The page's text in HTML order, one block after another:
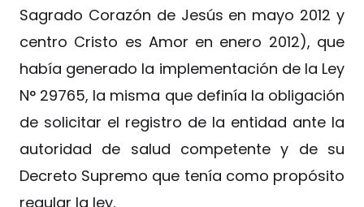
Sagrado Corazón de Jesús en mayo 2012 y
centro Cristo es Amor en enero 2012), que
había generado la implementación de la Ley
N° 29765, la misma que definía la obligación
de solicitar el registro de la entidad ante la
autoridad de salud competente y de su
Decreto Supremo que tenía como propósito
regular la ley.